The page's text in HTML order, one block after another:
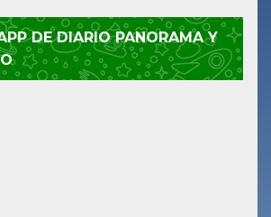
DE DIARIO PANORAMA Y